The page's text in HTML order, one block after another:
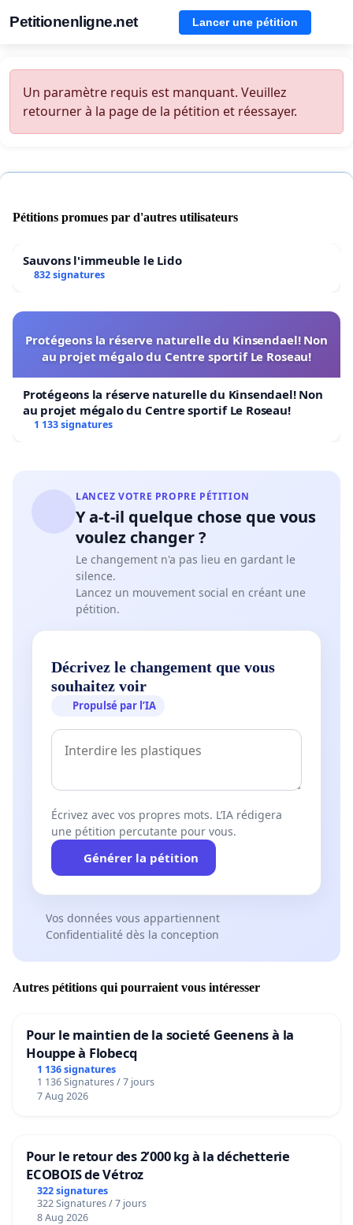
Petitionenligne.net Lancer une pétition
Un paramètre requis est manquant. Veuillez
retourner à la page de la pétition et réessayer.
Pétitions promues par d'autres utilisateurs
Sauvons l'immeuble le Lido
832 signatures
Protégeons la réserve naturelle du Kinsendael! Non
au projet mégalo du Centre sportif Le Roseau!
Protégeons la réserve naturelle du Kinsendael! Non
au projet mégalo du Centre sportif Le Roseau!
1 133 signatures
LANCEZ VOTRE PROPRE PÉTITION
Y a-t-il quelque chose que vous
voulez changer ?
Le changement n'a pas lieu en gardant le
silence.
Lancez un mouvement social en créant une
pétition.
Décrivez le changement que vous
souhaitez voir
Propulsé par l’IA
Écrivez avec vos propres mots. L’IA rédigera
une pétition percutante pour vous.
Générer la pétition
Vos données vous appartiennent
Confidentialité dès la conception
Autres pétitions qui pourraient vous intéresser
Pour le maintien de la societé Geenens à la
Houppe à Flobecq
1 136 signatures
1 136 Signatures / 7 jours
7 Aug 2026
Pour le retour des 2’000 kg à la déchetterie
ECOBOIS de Vétroz
322 signatures
322 Signatures / 7 jours
8 Aug 2026